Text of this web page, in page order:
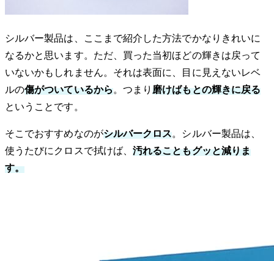
シルバー製品は、ここまで紹介した方法でかなりきれいに
なるかと思います。ただ、買った当初ほどの輝きは戻って
いないかもしれません。それは表面に、目に見えないレベ
ルの傷がついているから。つまり磨けばもとの輝きに戻る
ということです。
そこでおすすめなのがシルバークロス。シルバー製品は、
使うたびにクロスで拭けば、汚れることもグッと減りま
す。